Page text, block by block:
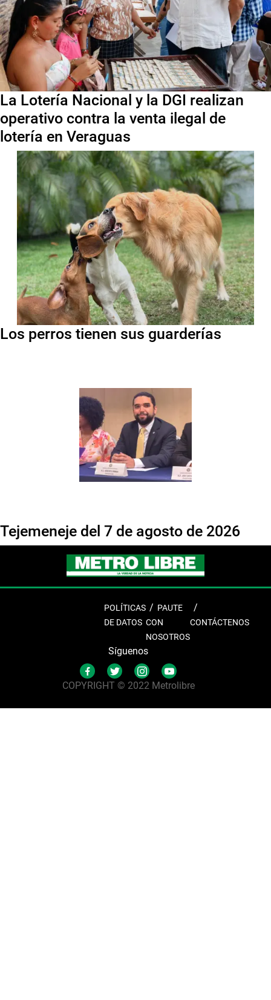
La Lotería Nacional y la DGI realizan
operativo contra la venta ilegal de
lotería en Veraguas
Los perros tienen sus guarderías
Tejemeneje del 7 de agosto de 2026
POLÍTICAS
DE DATOS
PAUTE
CON
NOSOTROS
CONTÁCTENOS
Síguenos
COPYRIGHT © 2022 Metrolibre